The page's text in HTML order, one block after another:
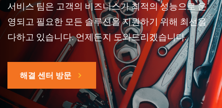
서비스 팀은 고객의 비즈니스가 최적의 성능으로 운
영되고 필요한 모든 솔루션을 지원하기 위해 최선을
다하고 있습니다. 언제든지 도와드리겠습니다.
해결 센터 방문